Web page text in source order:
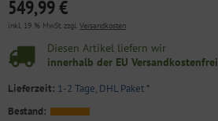
549,99 €
inkl. 19 % MwSt. zzgl. Versandkosten
Diesen Artikel liefern wir
innerhalb der EU Versandkostenfrei
Lieferzeit: 1-2 Tage, DHL Paket*
Bestand: